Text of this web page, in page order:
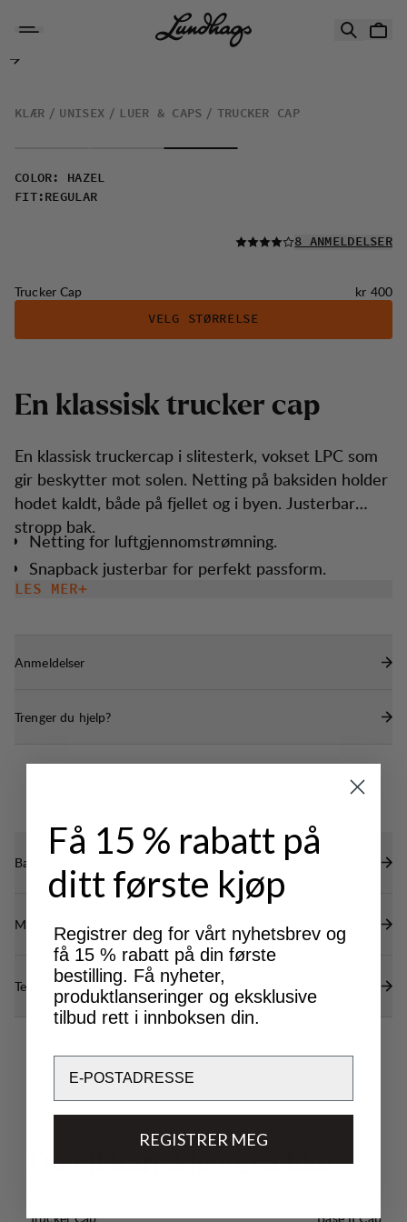
Trucker Cap
KLÆR UNISEX LUER & CAPS TRUCKER CAP
COLOR :
HAZEL
FIT: REGULAR
LES ALLE
8 ANMELDELSER
Trucker Cap Pris:
kr 400
VELG STØRRELSE
En klassisk trucker cap
En klassisk truckercap i slitesterk, vokset LPC som
gir beskytter mot solen. Netting på baksiden holder
hodet kaldt, både på fjellet og i byen. Justerbar
stropp bak.
Netting for luftgjennomstrømning.
Snapback justerbar for perfekt passform.
LES MER
Anmeldelser
Trenger du hjelp?
Bærekraftsegenskaper
Materialer
Tekniske spesifikasjoner
u vil kanskje også like
Trucker Cap
Base II Cap
Få 15 % rabatt på
ditt første kjøp
Registrer deg for vårt nyhetsbrev og
få 15 % rabatt på din første
bestilling. Få nyheter,
produktlanseringer og eksklusive
tilbud rett i innboksen din.
REGISTRER MEG